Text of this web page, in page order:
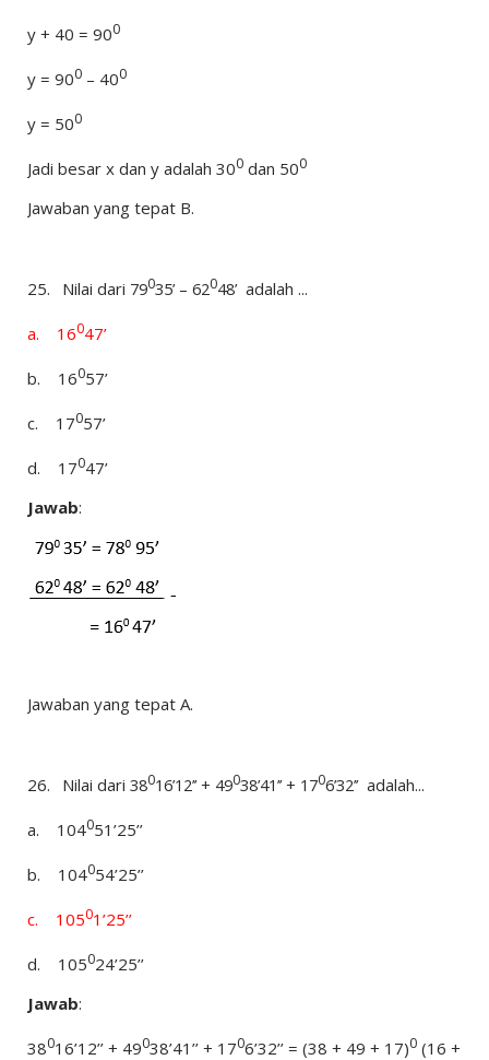
y + 40 = 900
y = 900– 400
y = 500
Jadi besar x dan y adalah 300dan 500
Jawaban yang tepat B.
25. Nilai dari 79035’ – 62048’ adalah ...
a. 16047’
b. 1 6057’
c. 17057’
d. 17047’
Jawab:
Jawaban yang tepat A.
26. Nilai dari 38016’12’’ + 49038’41’’ + 1706’32’’ adalah...
a. 104051’25’’
b. 104054’25’’
c. 10501’25’’
d. 105024’25’’
Jawab:
38016’12’’ + 49038’41’’ + 1706’32’’ = (38 + 49 + 17)0(16 +